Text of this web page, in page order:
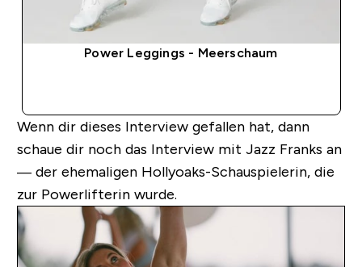
Power Leggings - Meerschaum
Wenn dir dieses Interview gefallen hat, dann
schaue dir noch das Interview mit Jazz Franks an
— der ehemaligen Hollyoaks-Schauspielerin, die
zur Powerlifterin wurde.